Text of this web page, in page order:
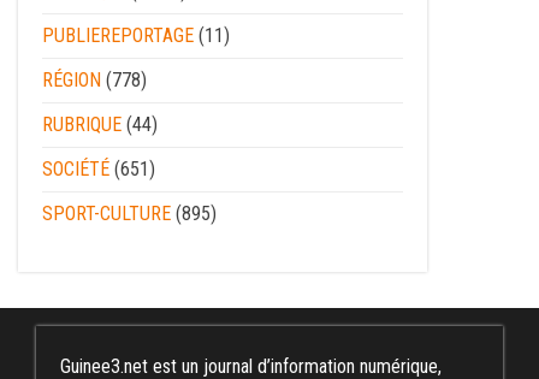
PUBLIEREPORTAGE (11)
RÉGION (778)
RUBRIQUE (44)
SOCIÉTÉ (651)
SPORT-CULTURE (895)
Guinee3.net est un journal d’information numérique,